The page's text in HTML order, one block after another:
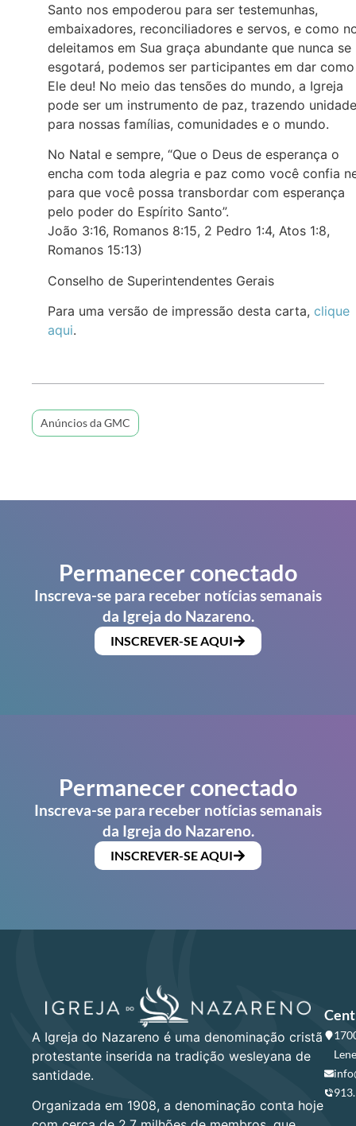
Santo nos empoderou para ser testemunhas,
embaixadores, reconciliadores e servos, e como
deleitamos em Sua graça abundante que nunca se
esgotará, podemos ser participantes em dar como
Ele deu! No meio das tensões do mundo, a Igreja
pode ser um instrumento de paz, trazendo unidade
para nossas famílias, comunidades e o mundo.
No Natal e sempre, “Que o Deus de esperança o
encha com toda alegria e paz como você confia
para que você possa transbordar com esperança
pelo poder do Espírito Santo”.
João 3:16, Romanos 8:15, 2 Pedro 1:4, Atos 1:8,
Romanos 15:13)
Conselho de Superintendentes Gerais
Para uma versão de impressão desta carta, clique
aqui.
Anúncios da GMC
Permanecer conectado
Inscreva-se para receber notícias semanais
da Igreja do Nazareno.
INSCREVER-SE AQUI
Permanecer conectado
Inscreva-se para receber notícias semanais
da Igreja do Nazareno.
INSCREVER-SE AQUI
A Igreja do Nazareno é uma denominação cristã
protestante inserida na tradição wesleyana de
santidade.
Organizada em 1908, a denominação conta hoje